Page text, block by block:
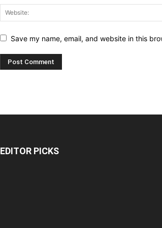
Save my name, email, and website in this
EDITOR PICKS